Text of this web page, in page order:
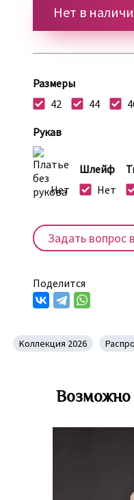
Нет в
Размеры
42
44
Рукав
Нет
Шлейф
Нет
Задать вопрос
Поделится
Kоллекция 2026
Возможно